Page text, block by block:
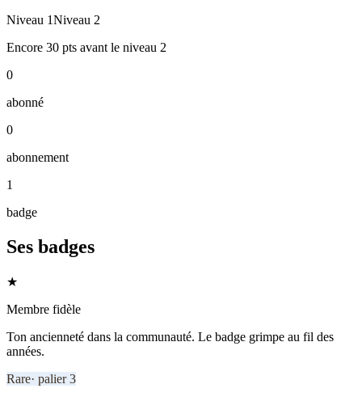
Niveau 1Niveau 2
Encore 30 pts avant le niveau 2
0
abonné
0
abonnement
1
badge
Ses badges
★
Membre fidèle
Ton ancienneté dans la communauté. Le badge grimpe au fil des
années.
Rare· palier3